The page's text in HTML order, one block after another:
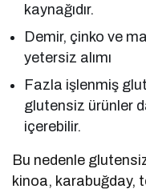
kaynağıdır.
Demir, çinko ve
yetersiz alımı
Fazla işlenmiş
glutensiz ürünler
içerebilir.
Bu nedenle
kinoa, karabuğday,